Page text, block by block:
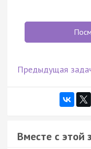
Предыдущая
Вместе с этой